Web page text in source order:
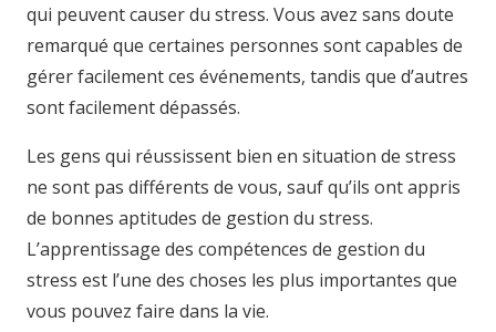
qui peuvent causer du stress. Vous avez sans doute
remarqué que certaines personnes sont capables de
gérer facilement ces événements, tandis que d’autres
sont facilement dépassés.
Les gens qui réussissent bien en situation de stress
ne sont pas différents de vous, sauf qu’ils ont appris
de bonnes aptitudes de gestion du stress.
L’apprentissage des compétences de gestion du
stress est l’une des choses les plus importantes que
vous pouvez faire dans la vie.